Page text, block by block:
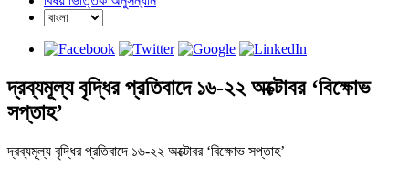
দ্রব্যমূল্য বৃদ্ধির প্রতিবাদে ১৬-২২ অক্টোবর ‘বিক্ষোভ
সপ্তাহ’
দ্রব্যমূল্য বৃদ্ধির প্রতিবাদে ১৬-২২ অক্টোবর ‘বিক্ষোভ সপ্তাহ’